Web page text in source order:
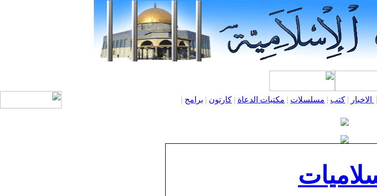
| الاخبار | كتب | مسلسلات | مكتبات الدعاة | كارتون | برامج |